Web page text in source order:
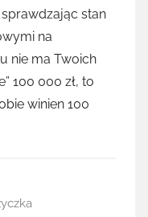
stan
na
nie ma Twoich
100 000 zł, to
winien 100